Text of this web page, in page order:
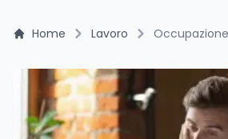
Home Lavoro